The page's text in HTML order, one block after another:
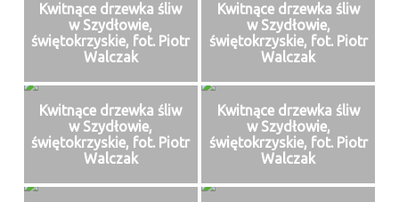
Kwitnące drzewka śliw
w Szydłowie,
świętokrzyskie, fot. Piotr
Walczak
Kwitnące drzewka śliw
w Szydłowie,
świętokrzyskie, fot. Piotr
Walczak
Kwitnące drzewka śliw
w Szydłowie,
świętokrzyskie, fot. Piotr
Walczak
Kwitnące drzewka śliw
w Szydłowie,
świętokrzyskie, fot. Piotr
Walczak